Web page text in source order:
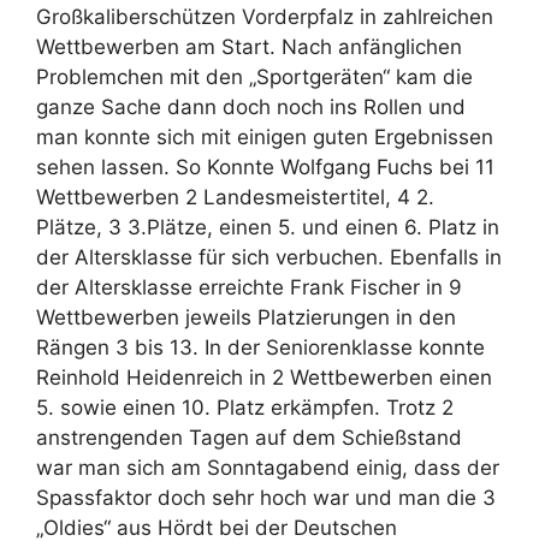
Großkaliberschützen Vorderpfalz in zahlreichen
Wettbewerben am Start. Nach anfänglichen
Problemchen mit den „Sportgeräten“ kam die
ganze Sache dann doch noch ins Rollen und
man konnte sich mit einigen guten Ergebnissen
sehen lassen. So Konnte Wolfgang Fuchs bei 11
Wettbewerben 2 Landesmeistertitel, 4 2.
Plätze, 3 3.Plätze, einen 5. und einen 6. Platz in
der Altersklasse für sich verbuchen. Ebenfalls in
der Altersklasse erreichte Frank Fischer in 9
Wettbewerben jeweils Platzierungen in den
Rängen 3 bis 13. In der Seniorenklasse konnte
Reinhold Heidenreich in 2 Wettbewerben einen
5. sowie einen 10. Platz erkämpfen. Trotz 2
anstrengenden Tagen auf dem Schießstand
war man sich am Sonntagabend einig, dass der
Spassfaktor doch sehr hoch war und man die 3
„Oldies“ aus Hördt bei der Deutschen